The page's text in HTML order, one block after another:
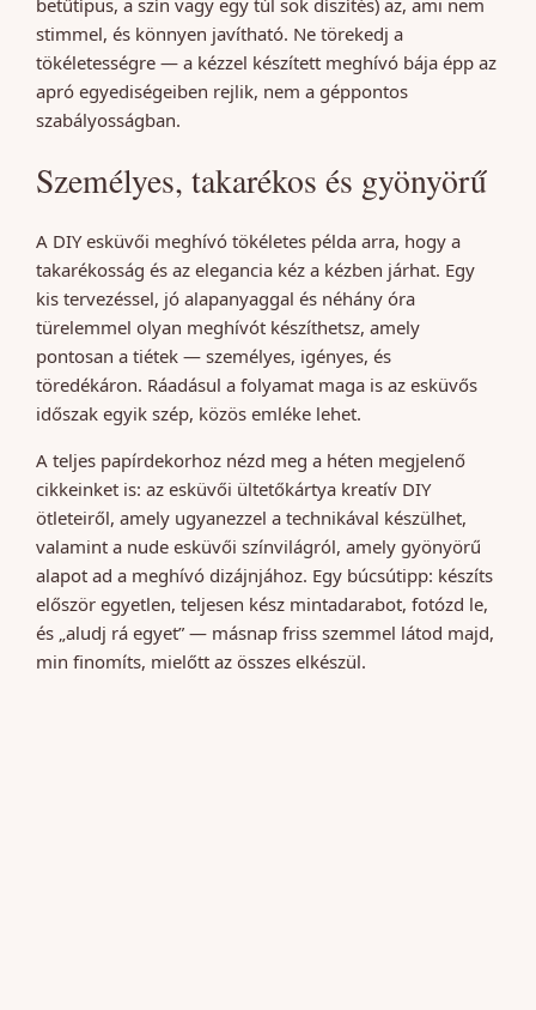
stimmel, és könnyen javítható. Ne törekedj a
tökéletességre — a kézzel készített meghívó bája épp az
apró egyediségeiben rejlik, nem a géppontos
szabályosságban.
Személyes, takarékos és gyönyörű
A DIY esküvői meghívó tökéletes példa arra, hogy a
takarékosság és az elegancia kéz a kézben járhat. Egy
kis tervezéssel, jó alapanyaggal és néhány óra
türelemmel olyan meghívót készíthetsz, amely
pontosan a tiétek — személyes, igényes, és
töredékáron. Ráadásul a folyamat maga is az esküvős
időszak egyik szép, közös emléke lehet.
A teljes papírdekorhoz nézd meg a héten megjelenő
cikkeinket is: az esküvői ültetőkártya kreatív DIY
ötleteiről, amely ugyanezzel a technikával készülhet,
valamint a nude esküvői színvilágról, amely gyönyörű
alapot ad a meghívó dizájnjához. Egy búcsútipp: készíts
először egyetlen, teljesen kész mintadarabot, fotózd le,
és „aludj rá egyet” — másnap friss szemmel látod majd,
min finomíts, mielőtt az összes elkészül.